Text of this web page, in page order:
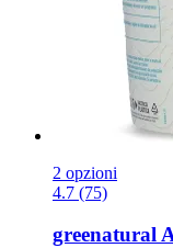
2 opzioni
4.7 (75)
greenatural